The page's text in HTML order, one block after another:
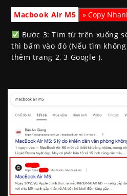
Macbook Air M5
Bước 3: Tìm từ trên xuống
thì bấm vào đó (Nếu tìm
thêm trang 2, 3 Google ).